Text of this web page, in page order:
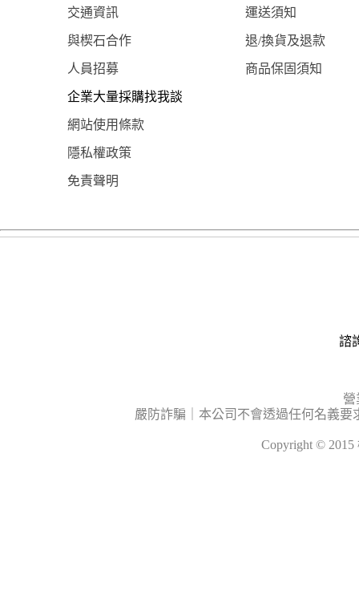
交通資訊 運送須知
與楔石合作 退/換貨及退款
人員招募 商品保固須知
企業大量採購找我談
網站使用條款
隱私權政策
免責聲明
諮
營
嚴防詐騙｜本公司不會透過任何名義
Copyright ©